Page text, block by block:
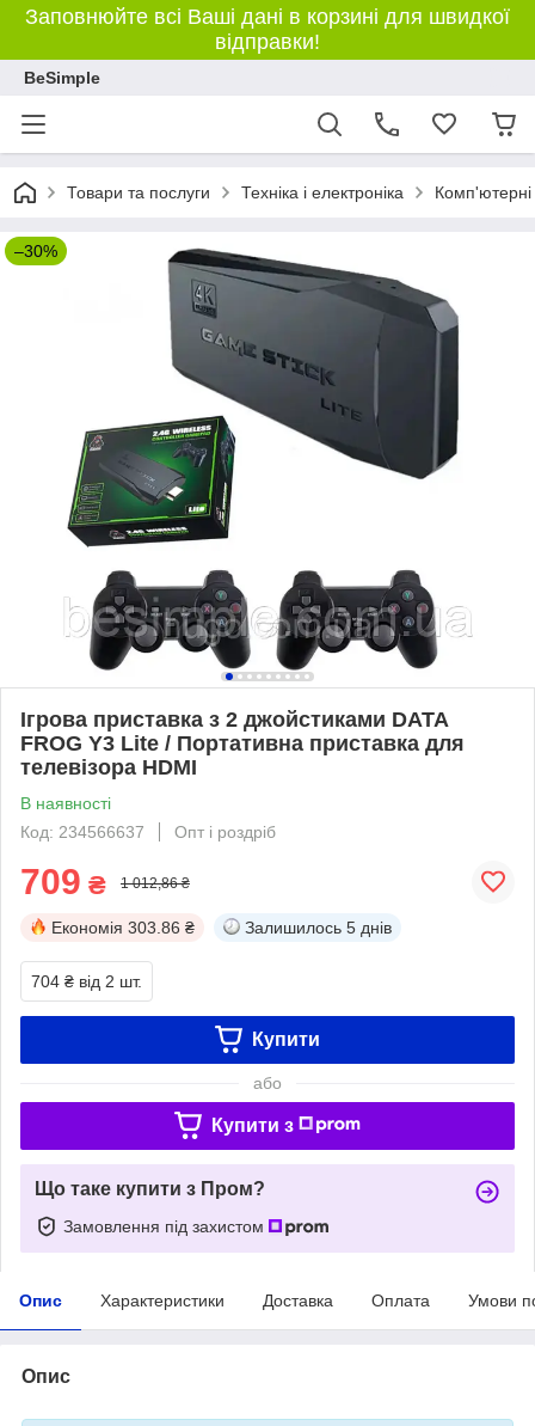
Заповнюйте всі Ваші дані в корзині для швидкої
відправки!
BeSimple
Товари та послуги Техніка і електроніка Комп'ютерні
–30%
Ігрова приставка з 2 джойстиками DATA
FROG Y3 Lite / Портативна приставка для
телевізора HDMI
В наявності
Код: 234566637
Опт і роздріб
709 ₴ 1 012,86 ₴
Економія 303.86 ₴ Залишилось 5 днів
704 ₴ від 2 шт.
Купити
або
Купити з
Що таке купити з Пром?
Замовлення під захистом
Опис Характеристики Доставка Оплата Умови
Опис